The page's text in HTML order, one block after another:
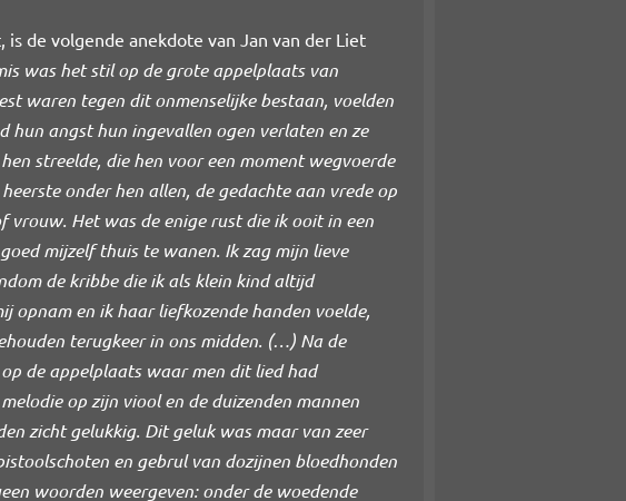
de volgende anekdote van Jan van der Liet
was het stil op de grote appelplaats van
waren tegen dit onmenselijke bestaan, voelden
hun angst hun ingevallen ogen verlaten en ze
streelde, die hen voor een moment wegvoerde
onder hen allen, de gedachte aan vrede op
vrouw. Het was de enige rust die ik ooit in een
mijzelf thuis te wanen. Ik zag mijn lieve
de kribbe die ik als klein kind altijd
opnam en ik haar liefkozende handen voelde,
terugkeer in ons midden. (…) Na de
de appelplaats waar men dit lied had
op zijn viool en de duizenden mannen
zicht gelukkig. Dit geluk was maar van zeer
en gebrul van dozijnen bloedhonden
woorden weergeven: onder de woedende